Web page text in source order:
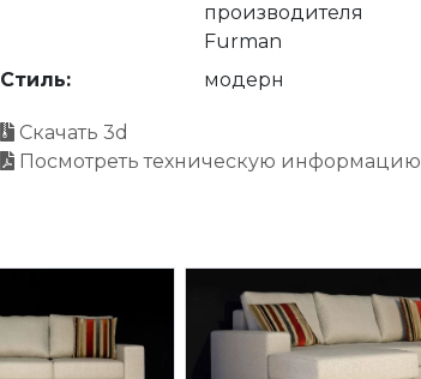
производителя
Furman
Стиль:
модерн
Скачать 3d
Посмотреть техническую информацию